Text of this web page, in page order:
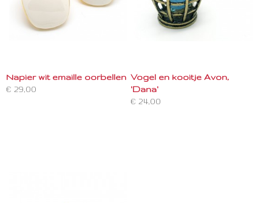
Napier wit emaille oorbellen
€ 29,00
Vogel en kooitje Avon,
'Dana'
€ 24,00